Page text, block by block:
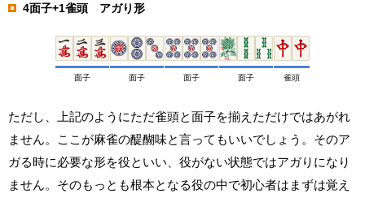
4面子+1雀頭 アガり形
面子 面子 面子 面子 雀頭
ただし、上記のようにただ雀頭と面子を揃えただけではあがれ
ません。ここが麻雀の醍醐味と言ってもいいでしょう。そのア
ガる時に必要な形を役といい、役がない状態ではアガりになり
ません。そのもっとも根本となる役の中で初心者はまずは覚え